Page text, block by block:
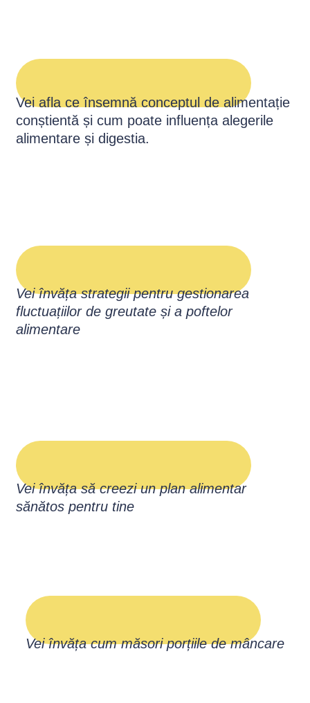
Vei afla ce însemnă conceptul de alimentație
conștientă și cum poate influența alegerile
alimentare și digestia.
Vei învăța strategii pentru gestionarea
fluctuațiilor de greutate și a poftelor
alimentare
Vei învăța să creezi un plan alimentar
sănătos pentru tine
Vei învăța cum măsori porțiile de mâncare